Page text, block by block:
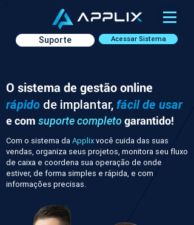
Acessar Sistema
Suporte
O sistema de gestão online
rápido de implantar, fácil de usar
e com suporte completogarantido!
Com o sistema daApplixvocê cuida das suas
vendas, organiza seus projetos, monitora seu fluxo
de caixa e coordena sua operação de onde
estiver, de forma simples e rápida, e com
informações precisas.